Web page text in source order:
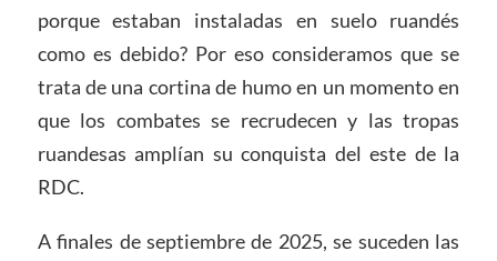
porque estaban instaladas en suelo ruandés
como es debido? Por eso consideramos que se
trata de una cortina de humo en un momento en
que los combates se recrudecen y las tropas
ruandesas amplían su conquista del este de la
RDC.
A finales de septiembre de 2025, se suceden las